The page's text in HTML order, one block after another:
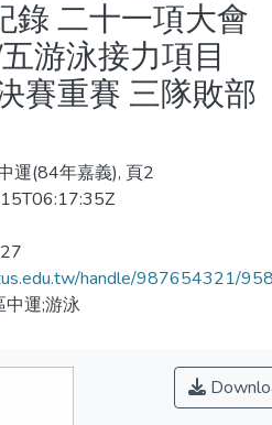
錄 二十一項大會
游泳接力項目
賽重賽 三隊敗部
運(84年嘉義), 頁2
handle/987654321/
運;游泳